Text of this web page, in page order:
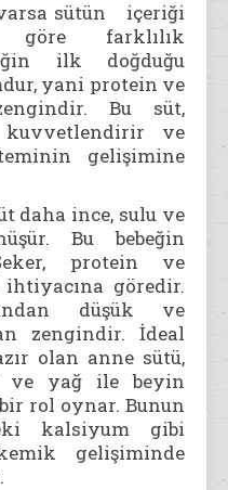
sütün içeriği
farklılık
ilk doğduğu
yani protein ve
Bu süt,
kuvvetlendirir ve
gelişimine
daha ince, sulu ve
Bu bebeğin
protein ve
göredir.
düşük ve
zengindir. İdeal
olan anne sütü,
ve yağ ile beyin
rol oynar. Bunun
kalsiyum gibi
gelişiminde